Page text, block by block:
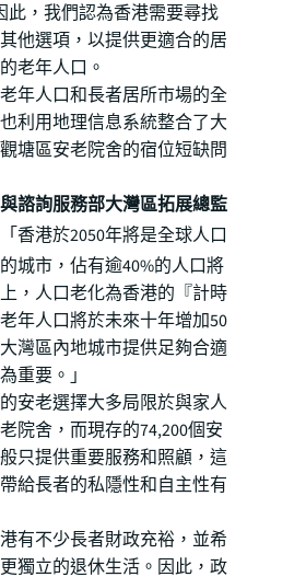
此，我們認為香港需要尋找
他選項，以提供更適合的居
老年人口。
年人口和長者居所市場的全
利用地理信息系統整合了大
塘區安老院舍的宿位短缺問
諮詢服務部大灣區拓展總監
香港於2050年將是全球人口
城市，佔有逾40%的人口將
，人口老化為香港的『計時
年人口將於未來十年增加50
灣區內地城市提供足夠合適
重要。」
安老選擇大多局限於與家人
院舍，而現存的74,200個安
只提供重要服務和照顧，這
給長者的私隱性和自主性有
有不少長者財政充裕，並希
獨立的退休生活。因此，政